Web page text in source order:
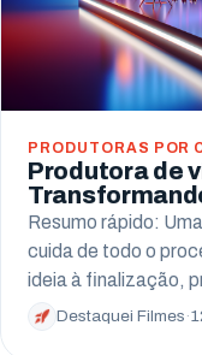
PRODUTORAS POR
Produtora de
Resumo rápido:
cuida de todo o
ideia à finalização,
Destaquei Filmes ·